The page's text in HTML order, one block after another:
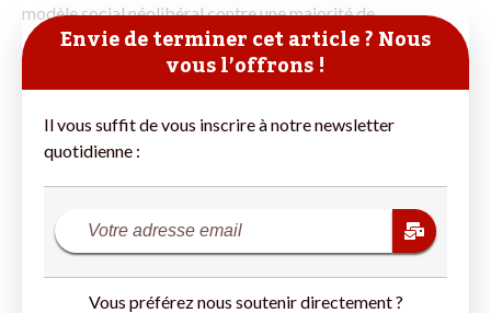
modèle social néolibéral contre une majorité de
Envie de terminer cet article ? Nous
vous l’offrons !
Il vous suffit de vous inscrire à notre newsletter
quotidienne :
Vous préférez nous soutenir directement ?